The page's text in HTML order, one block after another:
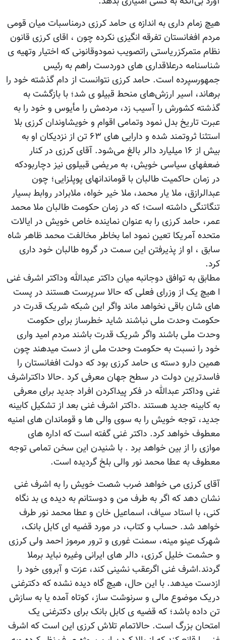
هیچ زمام داری به اندازه ی حامد کرزی درمناسبات میان قومی
مردم افغانستان تفرقه انگیزی نکرده چون ، اقای کرزی قانون
نظام متمرکزریاستی راتصویب نمودوقانونی که اختیار وتهیه ی
شناسنامه درعلاقداری های دوردست راهم به رئیس
جمهورسپرده است. حامد کرزی نتوانست از دام گذشته خود را
برهاند، اسیر ارزش‌های منحط قبیلو ی شد؛ با بازگشت به
گذشته کشورش را آسیب زد، مردمش را مأیوس و خود را به
عبرت تاریخ بدل نمود وتمامی اقوام و خویشاوندان کرزی بلا
استثنا ثروتمند شده و دارایی های ۶۳ تن از نزدیکان او به
بیش از ۱۶ میلیارد دالر بالغ می‌شود. آقای کرزی در کنار
ضعفهای سیاسی خویش، به مریضی قبیلوی نیز دچاربودکه
در زمان حاکمیت طالبان با قوماندانهای پوپلزایی؛ چون
عبدالرازق، ملا يار محمد، ملا خير خواه، ملابرادر روابط بسیار
تنگاتنگی داشته است؛ که در زمان حکومت طالبان ملا محمد
عمر، حامد کرزی را به عنوان نماینده خاص خویش در ایالات
متحده آمریکا تعین نمود اما بخاطر مخالفت محمد ظاهر شاه
سابق ، او از پذیرفتن این سمت در گروه طالبان خود داری
کرد.
مطابق به توافق دوجانبه میان داکتر عبدالله وداکتر اشرف غنی
ا هیچ یک از وزرای فعلی که حالا سرپرست هستند در پست
های شان باقی نخواهد ماند واگر این شبکه شریک قدرت در
حکومت وحدت ملی نباشند شاید خطرساز برای حکومت
وحدت ملی باشند واگر شریک قدرت باشند مردم امید واری
خود را نسبت به حکومت وحدت ملی از دست میدهند چون
همین دارو دسته ی حامد کرزی بود که دولت افغانستان را
فاسدترین دولت در سطح جهان معرفی کرد .حالا داکتراشرف
غنی وداکتر عبدالله در فکر پیداکردن افراد جدید برای معرفی
به کابینه جدید هستند .داکتر اشرف غنی بعد از تشکیل کابینه
جدید، توجه خویش را به سوی والی ها و قوماندان های امنیه
معطوف خواهد کرد. داکتر غنی گفته است که اداره های
موازی را از بین خواهد برد . با شنیدن این سخن تمامی توجه
معطوف به عطا محمد نور والی بلخ گردیده است.
آقای کرزی می خواهد ضرب شصت خویش را به اشرف غنی
نشان دهد که اگر به طرف من و دوستانم به دیده ی بد نگاه
کنی، با استاد سیاف، اسماعیل خان و عطا محمد نور طرف
خواهد شد. حساب و کتاب، در مورد قضیه ای کابل بانک،
شهرک عینو مینه، سمنت غوری و ترور مرموز احمد ولی کرزی
و حشمت خلیل کرزی، دالر های ایرانی وغیره نباید برملا
گردند.اشرف غنی اگرعقب نشینی کند، عزت و آبروی خود را
ازدست میدهد. با این حال، هیچ گاه دیده نشده که دکترغنی
دریک موضوع مالی و سرنوشت ساز، کوتاه آمده یا به سازش
تن داده باشد؛ که قضیه ی کابل بانک برای دکترغنی یک
امتحان بزرگ است. حالاتمام تلاش کرزی این است که اشرف